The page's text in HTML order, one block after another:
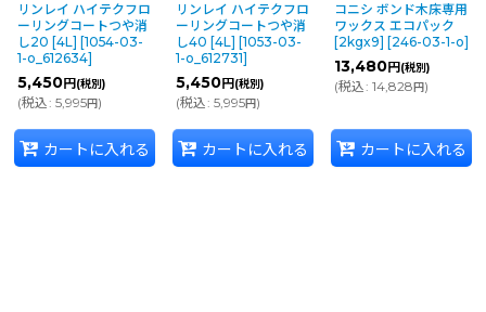
リンレイ ハイテクフロ
ーリングコートつや消
し20 [4L] [1054-03-
1-o_612634]
5,450円 (税別)
(税込: 5,995円)
カートに入れる
リンレイ ハイテクフロ
ーリングコートつや消
し40 [4L] [1053-03-
1-o_612731]
5,450円 (税別)
(税込: 5,995円)
カートに入れる
コニシ ボンド木床専用
ワックス エコパック
[2kgx9] [246-03-1-o]
13,480円 (税別)
(税込: 14,828円)
カートに入れる